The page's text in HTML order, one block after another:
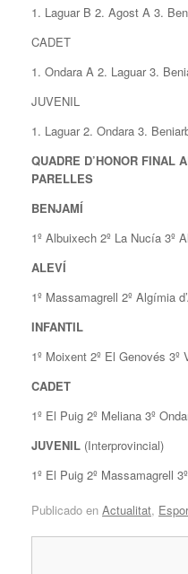
1. Laguar B 2. Agost A 3.
CADET
1. Ondara A 2. Laguar 3.
JUVENIL
1. Laguar 2. Ondara 3.
QUADRE D’HONOR FINAL
PARELLES
BENJAMÍ
1º Albuixech 2º La Nucía 3º
ALEVÍ
1º Massamagrell 2º Algímia
INFANTIL
1º Moixent 2º El Genovés 3º
CADET
1º El Puig 2º Meliana 3º
JUVENIL (Interprovincial)
1º El Puig 2º Massamagrell
Publicado en Actualitat,